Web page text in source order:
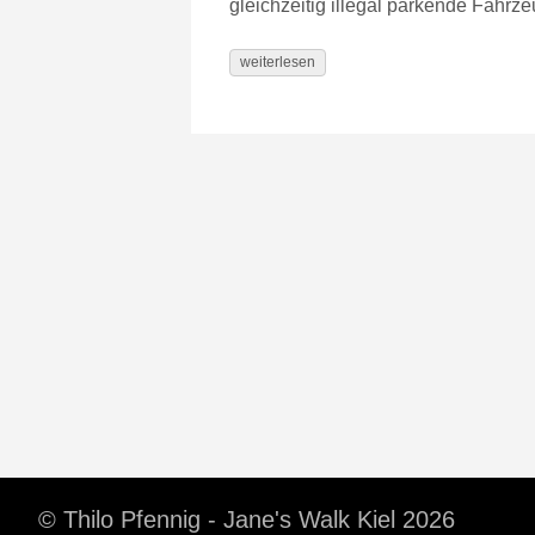
gleichzeitig illegal parkende
weiterlesen
© Thilo Pfennig - Jane's Walk Kiel 2026